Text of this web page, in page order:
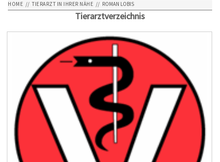
HOME // TIERARZT IN IHRER NÄHE // ROMAN LOBIS
Tierarztverzeichnis